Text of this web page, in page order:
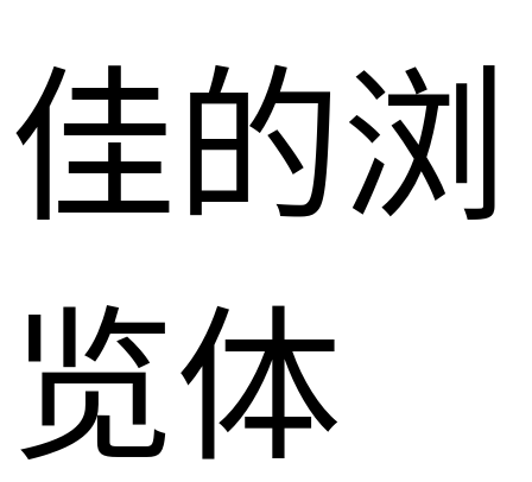
佳的浏
览体